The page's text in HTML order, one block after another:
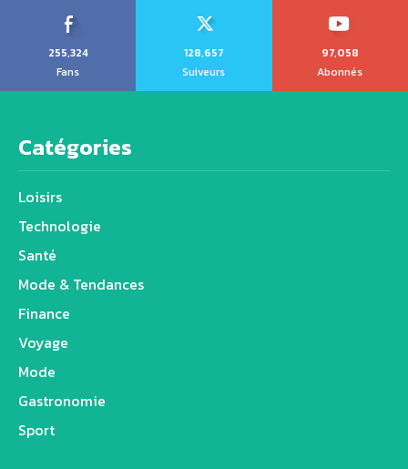
255,324
Fans
128,657
Suiveurs
97,058
Abonnés
Catégories
Loisirs
Technologie
Santé
Mode & Tendances
Finance
Voyage
Mode
Gastronomie
Sport